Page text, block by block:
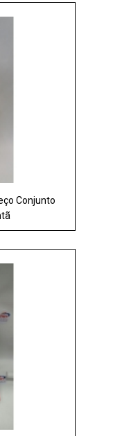
Conjunto